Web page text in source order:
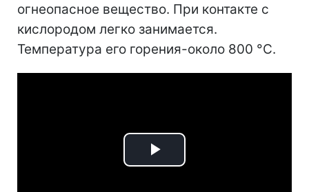
огнеопасное вещество. При контакте с
кислородом легко занимается.
Температура его горения-около 800 °C.
Play